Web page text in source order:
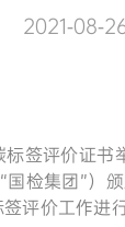
2021-08-
签评价证
检集团”）
评价工作